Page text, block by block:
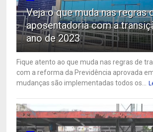
Veja o que muda nas regras
aposentadoria com a
ano de 2023
Fique atento ao que muda nas regras de
com a reforma da Previdência aprovada
mudanças são implementadas todos os...